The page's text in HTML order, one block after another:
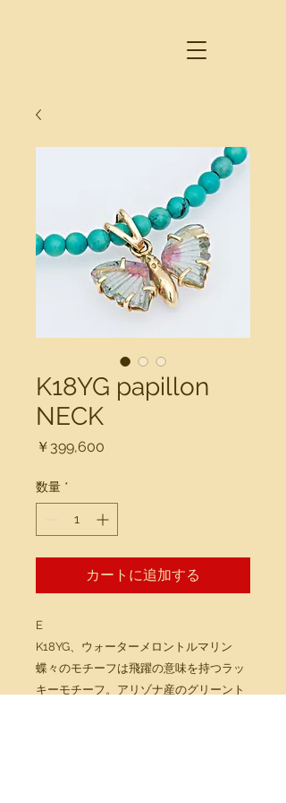
K18YG papillon
NECK
￥399,600
数量 *
カートに追加する
E
K18YG、ウォーターメロントルマリン
蝶々のモチーフは飛躍の意味を持つラッ
キーモチーフ。アリゾナ産のグリーント